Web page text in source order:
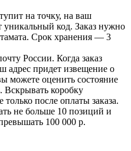
на точку, на ваш
уникальный код. Заказ нужно
Срок хранения — 3
России. Когда заказ
адрес придет извещение о
можете оценить состояние
Вскрывать коробку
после оплаты заказа.
не больше 10 позиций и
100 000 р.